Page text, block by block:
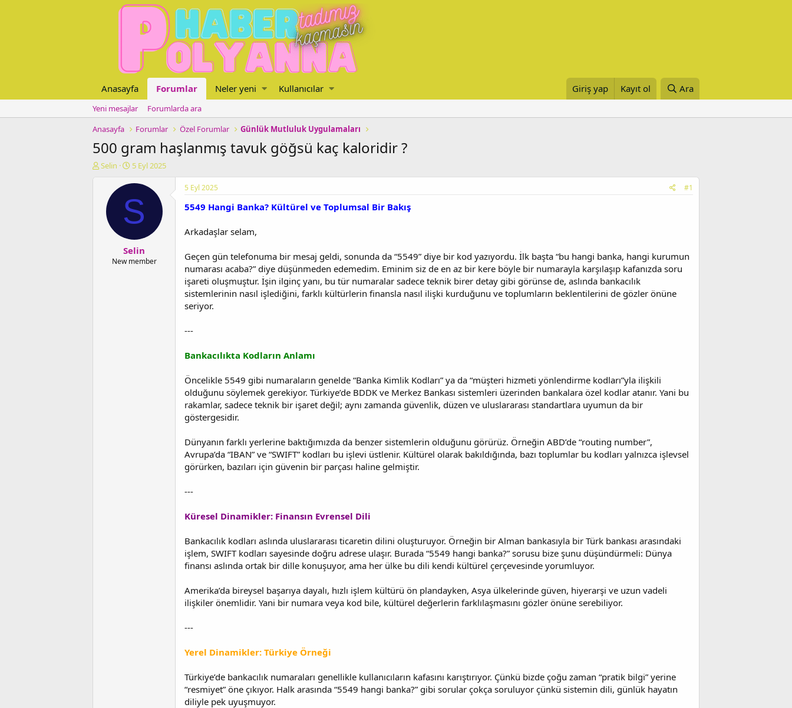
Anasayfa Forumlar Neler yeni Kullanıcılar Giriş yap Kayıt ol Ara
Yeni mesajlar
Forumlarda ara
Anasayfa
Forumlar Özel Forumlar Günlük Mutluluk Uygulamaları
500 gram haşlanmış tavuk göğsü kaç kaloridir ?
K
Selin
B
ş
l
a
ı
ç
t
5 Eyl 2025
S
Selin
New member
5 Eyl 2025 #1
5549 Hangi Banka? Kültürel ve Toplumsal Bir Bakış
Arkadaşlar selam,
Geçen gün telefonuma bir mesaj geldi, sonunda da “5549” diye bir kod yazıyordu. İlk başta “bu hangi banka, hangi kurumun
numarası acaba?” diye düşünmeden edemedim. Eminim siz de en az bir kere böyle bir numarayla karşılaşıp kafanızda soru
işareti oluşmuştur. İşin ilginç yanı, bu tür numaralar sadece teknik birer detay gibi görünse de, aslında bankacılık
sistemlerinin nasıl işlediğini, farklı kültürlerin finansla nasıl ilişki kurduğunu ve toplumların beklentilerini de gözler önüne
seriyor.
---
Bankacılıkta Kodların Anlamı
Öncelikle 5549 gibi numaraların genelde “Banka Kimlik Kodları” ya da “müşteri hizmeti yönlendirme kodları”yla ilişkili
olduğunu söylemek gerekiyor. Türkiye’de BDDK ve Merkez Bankası sistemleri üzerinden bankalara özel kodlar atanır. Yani bu
rakamlar, sadece teknik bir işaret değil; aynı zamanda güvenlik, düzen ve uluslararası standartlara uyumun da bir
göstergesidir.
Dünyanın farklı yerlerine baktığımızda da benzer sistemlerin olduğunu görürüz. Örneğin ABD’de “routing number”,
Avrupa’da “IBAN” ve “SWIFT” kodları bu işlevi üstlenir. Kültürel olarak bakıldığında, bazı toplumlar bu kodları yalnızca işlevsel
görürken, bazıları için güvenin bir parçası haline gelmiştir.
---
Küresel Dinamikler: Finansın Evrensel Dili
Bankacılık kodları aslında uluslararası ticaretin dilini oluşturuyor. Örneğin bir Alman bankasıyla bir Türk bankası arasındaki
işlem, SWIFT kodları sayesinde doğru adrese ulaşır. Burada “5549 hangi banka?” sorusu bize şunu düşündürmeli: Dünya
finansı aslında ortak bir dille konuşuyor, ama her ülke bu dili kendi kültürel çerçevesinde yorumluyor.
Amerika’da bireysel başarıya dayalı, hızlı işlem kültürü ön plandayken, Asya ülkelerinde güven, hiyerarşi ve uzun vadeli
ilişkiler önemlidir. Yani bir numara veya kod bile, kültürel değerlerin farklılaşmasını gözler önüne serebiliyor.
---
Yerel Dinamikler: Türkiye Örneği
Türkiye’de bankacılık numaraları genellikle kullanıcıların kafasını karıştırıyor. Çünkü bizde çoğu zaman “pratik bilgi” yerine
“resmiyet” öne çıkıyor. Halk arasında “5549 hangi banka?” gibi sorular çokça soruluyor çünkü sistemin dili, günlük hayatın
diliyle pek uyuşmuyor.